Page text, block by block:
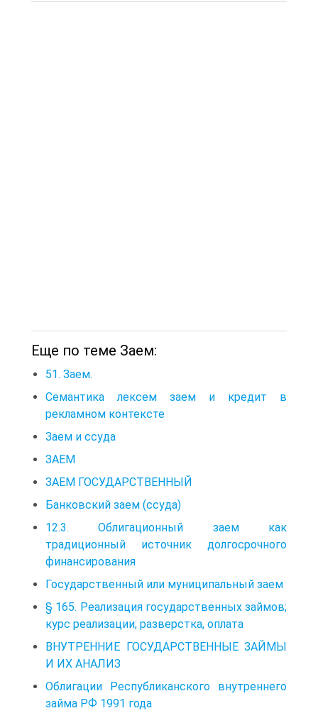
Еще по теме Заем:
51. Заем.
Семантика лексем заем и кредит в
рекламном контексте
Заем и ссуда
ЗАЕМ
ЗАЕМ ГОСУДАРСТВЕННЫЙ
Банковский заем (ссуда)
12.3. Облигационный заем как
традиционный источник долгосрочного
финансирования
Государственный или муниципальный заем
§ 165. Реализация государственных займов;
курс реализации; разверстка, оплата
ВНУТРЕННИЕ ГОСУДАРСТВЕННЫЕ ЗАЙМЫ
И ИХ АНАЛИЗ
Облигации Республиканского внутреннего
займа РФ 1991 года